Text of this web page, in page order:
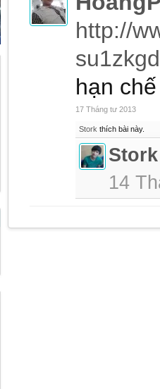
http://
hạn
17 Tháng tư 2013
Stork thích bài này.
Stork
14